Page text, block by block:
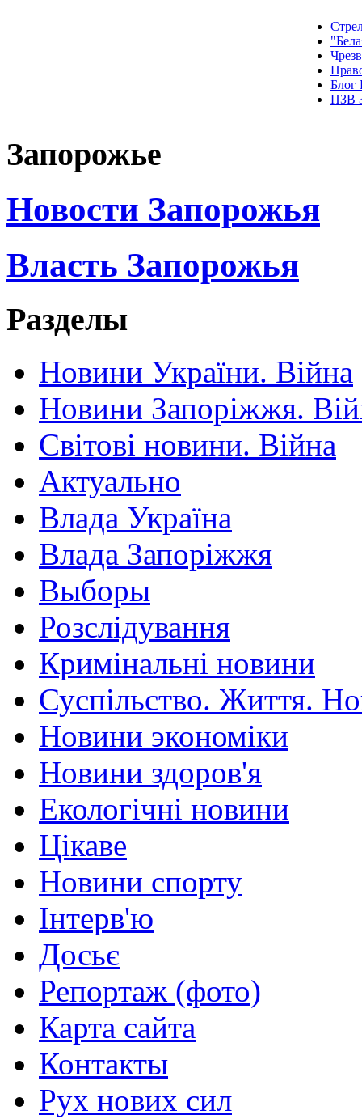
Блог
ПЗВ
Запорожье
Новости Запорожья
Власть Запорожья
Разделы
Новини України. Війна
Новини Запоріжжя.
Світові новини. Війна
Актуально
Влада Україна
Влада Запоріжжя
Выборы
Розслідування
Кримінальні новини
Суспільство. Життя.
Новини экономіки
Новини здоров'я
Екологічні новини
Цікаве
Новини спорту
Інтерв'ю
Досьє
Репортаж (фото)
Карта сайта
Контакты
Рух нових сил